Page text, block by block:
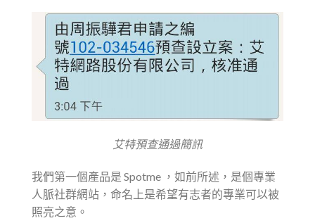
艾特預查通過簡訊
我們第一個產品是 Spotme ，如前所述，是個專業
人脈社群網站，命名上是希望有志者的專業可以被
照亮之意。